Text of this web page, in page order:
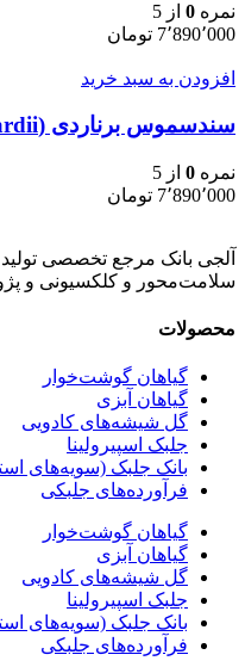
نمره 0 از 5
7٬890٬000 تومان
افزودن به سبد خرید
سندسموس برناردی (Scenedesmus bernardii)
نمره 0 از 5
7٬890٬000 تومان
آلجی بانک مرجع تخصصی
سلامت‌محور و کلکسیونی و
محصولات
گیاهان گوشت‌خوار
گیاهان آبزی
گل شیشه‌های کادویی
جلبک اسپیرولینا
بانک جلبک (سویه‌های
فرآورده‌های جلبکی
گیاهان گوشت‌خوار
گیاهان آبزی
گل شیشه‌های کادویی
جلبک اسپیرولینا
بانک جلبک (سویه‌های
فرآورده‌های جلبکی